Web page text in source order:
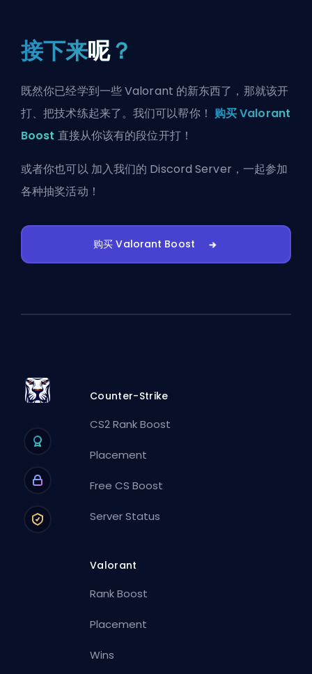
接下来呢？
既然你已经学到一些 Valorant 的新东西了，那就该开
打、把技术练起来了。我们可以帮你！ 购买 Valorant
Boost 直接从你该有的段位开打！
或者你也可以 加入我们的 Discord Server ，一起参加
各种抽奖活动！
购买 Valorant Boost
Counter-Strike
CS2 Rank Boost
Placement
Free CS Boost
Server Status
Valorant
Rank Boost
Placement
Wins